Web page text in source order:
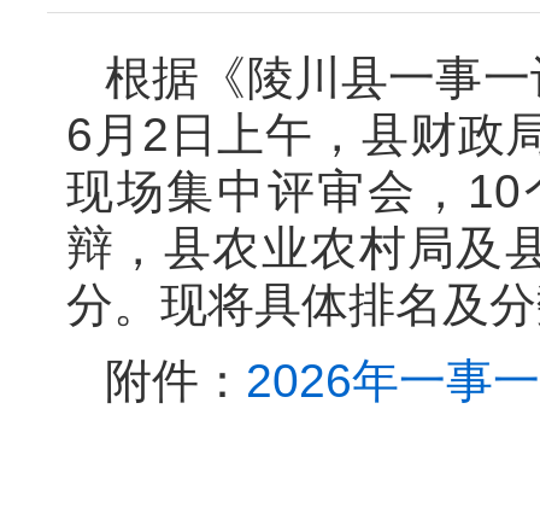
根据《陵川县一事
6月2日上午，县财政
现场集中评审会，
辩，县农业农村局及
分。现将具体排名及
附件： 2026年一事